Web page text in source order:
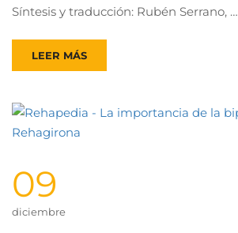
Síntesis y traducción: Rubén Serrano, …
LEER MÁS
09
diciembre